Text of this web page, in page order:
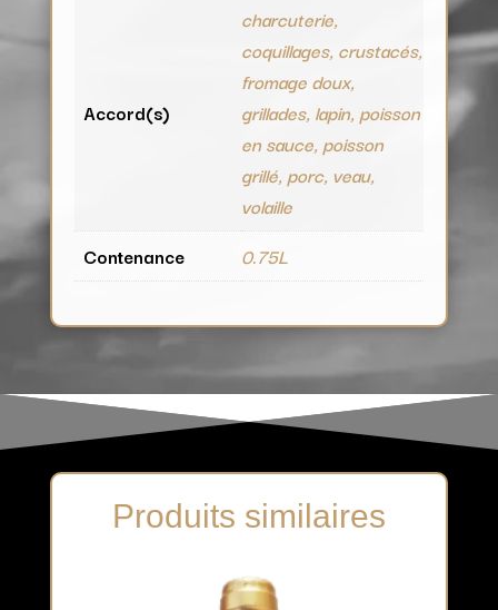
Accord(s)
charcuterie,
coquillages, crustacés,
fromage doux,
grillades, lapin, poisson
en sauce, poisson
grillé, porc, veau,
volaille
Contenance
0.75L
Produits similaires